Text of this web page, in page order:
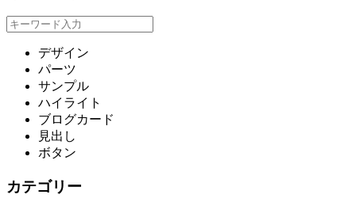
デザイン
パーツ
サンプル
ハイライト
ブログカード
見出し
ボタン
カテゴリー